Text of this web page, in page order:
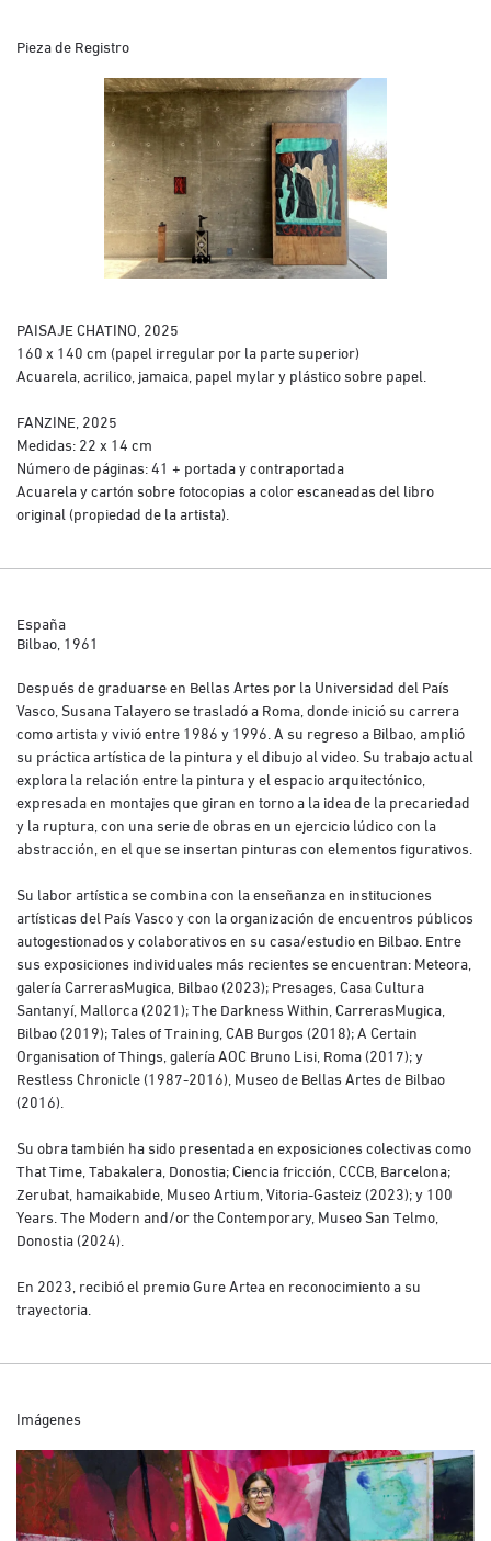
Pieza de Registro
PAISAJE CHATINO, 2025
160 x 140 cm (papel irregular por la parte superior)
Acuarela, acrilico, jamaica, papel mylar y plástico sobre papel.
FANZINE, 2025
Medidas: 22 x 14 cm
Número de páginas: 41 + portada y contraportada
Acuarela y cartón sobre fotocopias a color escaneadas del libro
original (propiedad de la artista).
España
Bilbao, 1961
Después de graduarse en Bellas Artes por la Universidad del País
Vasco, Susana Talayero se trasladó a Roma, donde inició su carrera
como artista y vivió entre 1986 y 1996. A su regreso a Bilbao, amplió
su práctica artística de la pintura y el dibujo al video. Su trabajo actual
explora la relación entre la pintura y el espacio arquitectónico,
expresada en montajes que giran en torno a la idea de la precariedad
y la ruptura, con una serie de obras en un ejercicio lúdico con la
abstracción, en el que se insertan pinturas con elementos figurativos.
Su labor artística se combina con la enseñanza en instituciones
artísticas del País Vasco y con la organización de encuentros públicos
autogestionados y colaborativos en su casa/estudio en Bilbao. Entre
sus exposiciones individuales más recientes se encuentran: Meteora,
galería CarrerasMugica, Bilbao (2023); Presages, Casa Cultura
Santanyí, Mallorca (2021); The Darkness Within, CarrerasMugica,
Bilbao (2019); Tales of Training, CAB Burgos (2018); A Certain
Organisation of Things, galería AOC Bruno Lisi, Roma (2017); y
Restless Chronicle (1987-2016), Museo de Bellas Artes de Bilbao
(2016).
Su obra también ha sido presentada en exposiciones colectivas como
That Time, Tabakalera, Donostia; Ciencia fricción, CCCB, Barcelona;
Zerubat, hamaikabide, Museo Artium, Vitoria-Gasteiz (2023); y 100
Years. The Modern and/or the Contemporary, Museo San Telmo,
Donostia (2024).
En 2023, recibió el premio Gure Artea en reconocimiento a su
trayectoria.
Imágenes